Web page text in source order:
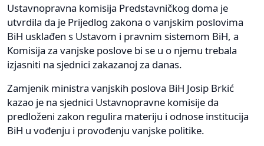
Ustavnopravna komisija Predstavničkog doma je
utvrdila da je Prijedlog zakona o vanjskim poslovima
BiH usklađen s Ustavom i pravnim sistemom BiH, a
Komisija za vanjske poslove bi se u o njemu trebala
izjasniti na sjednici zakazanoj za danas.
Zamjenik ministra vanjskih poslova BiH Josip Brkić
kazao je na sjednici Ustavnopravne komisije da
predloženi zakon regulira materiju i odnose institucija
BiH u vođenju i provođenju vanjske politike.